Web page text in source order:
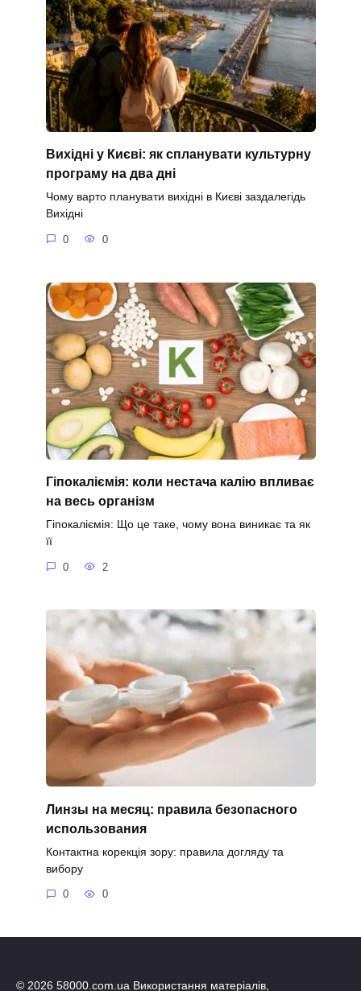
Вихідні у Києві: як спланувати культурну
програму на два дні
Чому варто планувати вихідні в Києві заздалегідь
Вихідні
0 0
Гіпокаліємія: коли нестача калію впливає
на весь організм
Гіпокаліємія: Що це таке, чому вона виникає та як
її
0 2
Линзы на месяц: правила безопасного
использования
Контактна корекція зору: правила догляду та
вибору
0 0
© 2026 58000.com.ua Використання матеріалів,